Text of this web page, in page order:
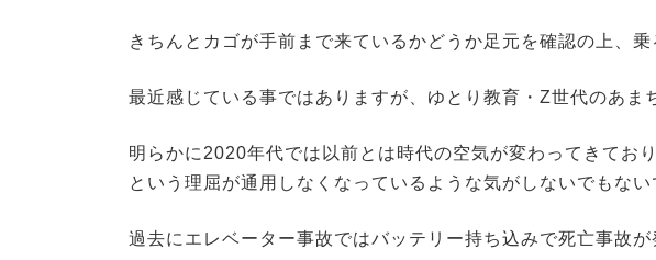
きちんとカゴが手前まで来ているかどうか足元を確認の上、乗
最近感じている事ではありますが、ゆとり教育・Z世代のあま
明らかに2020年代では以前とは時代の空気が変わってきてお
という理屈が通用しなくなっているような気がしないでもない
過去にエレベーター事故ではバッテリー持ち込みで死亡事故が